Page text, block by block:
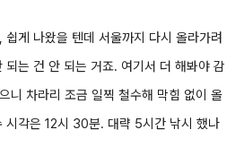
게 나왔을 텐데 서울까지 다시 올라가려
되는 건 안 되는 거죠. 여기서 더 해봐야 감
니 차라리 조금 일찍 철수해 막힘 없이 올
시각은 12시 30분. 대략 5시간 낚시 했나